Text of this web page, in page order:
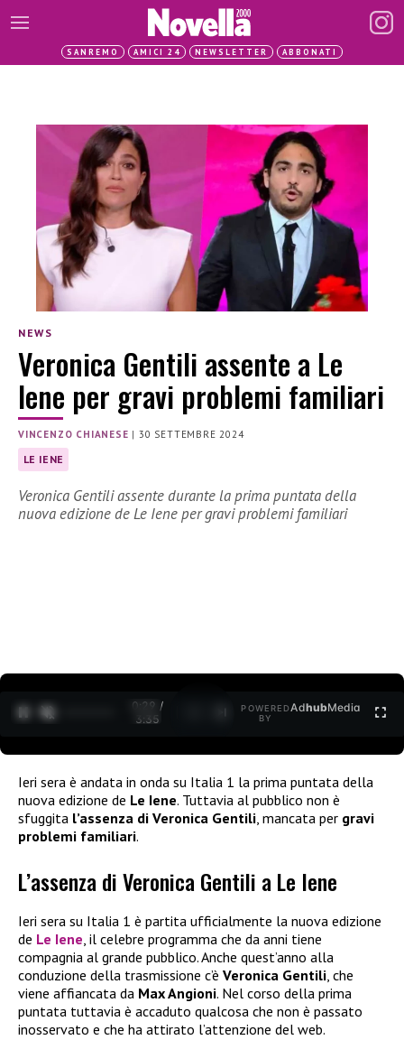
SANREMO AMICI 24 NEWSLETTER ABBONATI
NEWS
Veronica Gentili assente a Le
Iene per gravi problemi familiari
VINCENZO CHIANESE |30 SETTEMBRE 2024
LE IENE
Veronica Gentili assente durante la prima puntata della
nuova edizione de Le Iene per gravi problemi familiari
0:31 /
3:35
POWERED
BY
AdhubMedia
Ieri sera è andata in onda su Italia 1 la prima puntata della
nuova edizione de Le Iene. Tuttavia al pubblico non è
sfuggita l’assenza di Veronica Gentili , mancata per gravi
problemi familiari.
L’assenza di Veronica Gentili a Le Iene
Ieri sera su Italia 1 è partita ufficialmente la nuova edizione
de Le Iene, il celebre programma che da anni tiene
compagnia al grande pubblico. Anche quest’anno alla
conduzione della trasmissione c’è Veronica Gentili, che
viene affiancata da Max Angioni. Nel corso della prima
puntata tuttavia è accaduto qualcosa che non è passato
inosservato e che ha attirato l’attenzione del web.